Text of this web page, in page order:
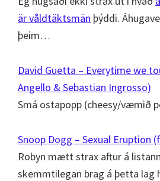
är våldtäktsmän þýddi.
þeim…
David Guetta – Everytime we
Angello & Sebastian Ingrosso)
Smá ostapopp (cheesy/væmið
Snoop Dogg – Sexual Eruption
Robyn mætt strax aftur á
skemmtilegan brag á þetta lag